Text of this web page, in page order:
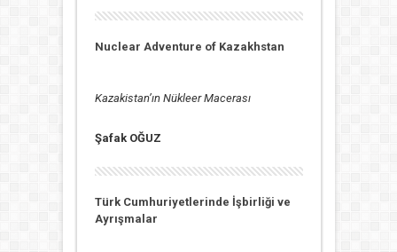
Nuclear Adventure of Kazakhstan
Kazakistan’ın Nükleer Macerası
Şafak OĞUZ
Türk Cumhuriyetlerinde İşbirliği ve
Ayrışmalar